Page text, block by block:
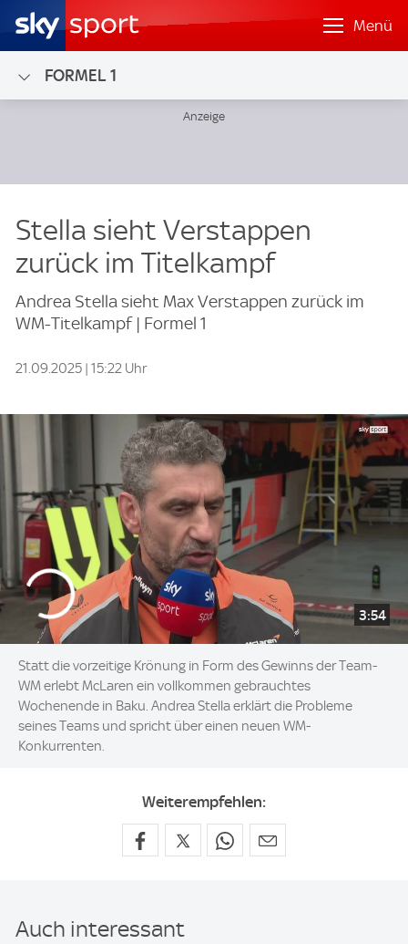
Menü
FORMEL 1
Stella sieht Verstappen
zurück im Titelkampf
Andrea Stella sieht Max Verstappen zurück im
WM-Titelkampf | Formel 1
21.09.2025 | 15:22 Uhr
3:54
Statt die vorzeitige Krönung in Form des Gewinns der Team-
WM erlebt McLaren ein vollkommen gebrauchtes
Wochenende in Baku. Andrea Stella erklärt die Probleme
seines Teams und spricht über einen neuen WM-
Konkurrenten.
Weiterempfehlen:
Auch interessant